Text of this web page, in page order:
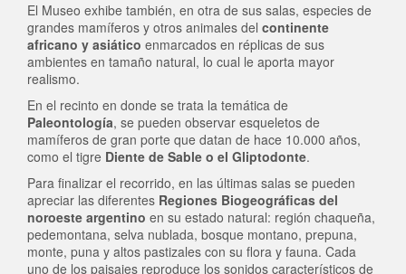
El Museo exhibe también, en otra de sus salas, especies de
grandes mamíferos y otros animales del continente
africano y asiático enmarcados en réplicas de sus
ambientes en tamaño natural, lo cual le aporta mayor
realismo.
En el recinto en donde se trata la temática de
Paleontología, se pueden observar esqueletos de
mamíferos de gran porte que datan de hace 10.000 años,
como el tigre Diente de Sable o el Gliptodonte.
Para finalizar el recorrido, en las últimas salas se pueden
apreciar las diferentes Regiones Biogeográficas del
noroeste argentino en su estado natural: región chaqueña,
pedemontana, selva nublada, bosque montano, prepuna,
monte, puna y altos pastizales con su flora y fauna. Cada
uno de los paisajes reproduce los sonidos característicos de